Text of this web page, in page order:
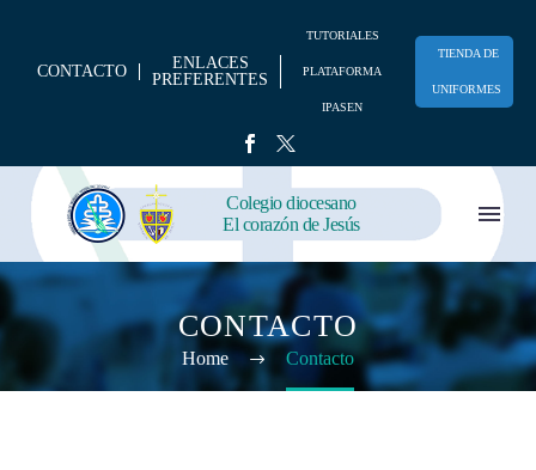
CONTACTO
ENLACES
PREFERENTES
TUTORIALES
PLATAFORMA
IPASEN
TIENDA DE
UNIFORMES
Colegio diocesano
El corazón de Jesús
CONTACTO
Home Contacto